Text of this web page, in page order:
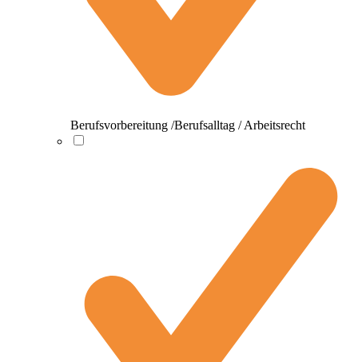
Berufsvorbereitung /Berufsalltag / Arbeitsrecht